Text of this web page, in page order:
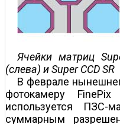
Ячейки матриц
(слева) и Super CCD SR
В феврале
фотокамеру
используется ПЗС-
суммарным